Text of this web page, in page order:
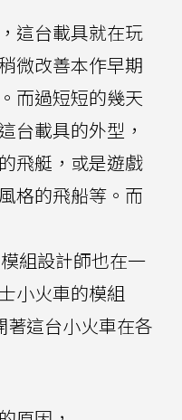
這台載具就在玩
微改善本作早期
而過短短的幾天
台載具的外型，
飛艇，或是遊戲
格的飛船等。而
組設計師也在一
小火車的模組
著這台小火車在各